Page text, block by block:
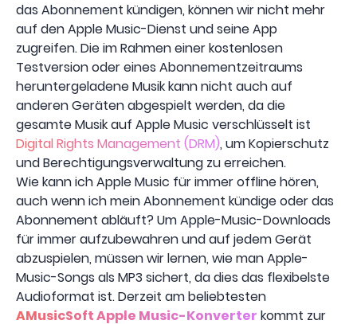
das Abonnement kündigen, können wir nicht mehr
auf den Apple Music-Dienst und seine App
zugreifen. Die im Rahmen einer kostenlosen
Testversion oder eines Abonnementzeitraums
heruntergeladene Musik kann nicht auch auf
anderen Geräten abgespielt werden, da die
gesamte Musik auf Apple Music verschlüsselt ist
Digital Rights Management (DRM), um Kopierschutz
und Berechtigungsverwaltung zu erreichen.
Wie kann ich Apple Music für immer offline hören,
auch wenn ich mein Abonnement kündige oder das
Abonnement abläuft? Um Apple-Music-Downloads
für immer aufzubewahren und auf jedem Gerät
abzuspielen, müssen wir lernen, wie man Apple-
Music-Songs als MP3 sichert, da dies das flexibelste
Audioformat ist. Derzeit am beliebtesten
AMusicSoft Apple Music-Konverter kommt zur